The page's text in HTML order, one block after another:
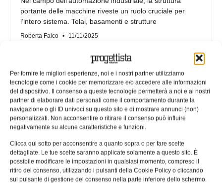
Per fornire le migliori esperienze, noi e i nostri partner utilizziamo
tecnologie come i cookie per memorizzare e/o accedere alle informazioni
del dispositivo. Il consenso a queste tecnologie permetterà a noi e ai nostri
partner di elaborare dati personali come il comportamento durante la
navigazione o gli ID univoci su questo sito e di mostrare annunci (non)
personalizzati. Non acconsentire o ritirare il consenso può influire
negativamente su alcune caratteristiche e funzioni.
Clicca qui sotto per acconsentire a quanto sopra o per fare scelte
dettagliate. Le tue scelte saranno applicate solamente a questo sito. È
possibile modificare le impostazioni in qualsiasi momento, compreso il
ritiro del consenso, utilizzando i pulsanti della Cookie Policy o cliccando
sul pulsante di gestione del consenso nella parte inferiore dello schermo.
portante delle macchine riveste un ruolo cruciale per
l’intero sistema. Telai, basamenti e strutture
Roberta Falco 11/11/2025
La tolleranza geometrica del profilo